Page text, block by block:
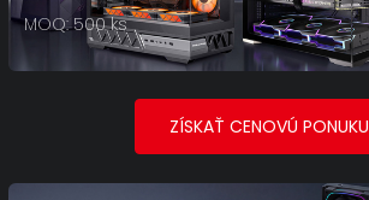
MOQ: 500 ks
ZÍSKAŤ CENOVÚ PONUKU